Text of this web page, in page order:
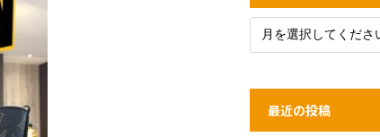
最近の投稿